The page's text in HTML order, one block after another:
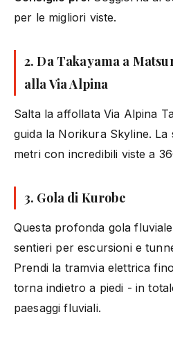
per le migliori viste.
2. Da Takayama a
alla Via Alpina
Salta la affollata Via Alpina
guida la Norikura Skyline. La
metri con incredibili viste a
3. Gola di Kurobe
Questa profonda gola
sentieri per escursioni e
Prendi la tramvia elettrica
torna indietro a piedi - in
paesaggi fluviali.